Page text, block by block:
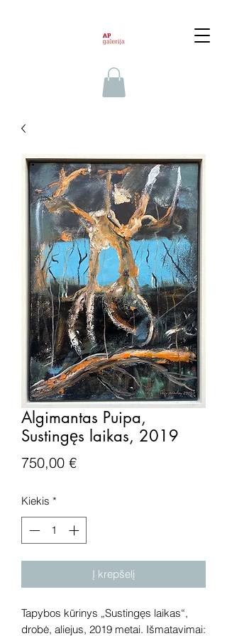
Algimantas Puipa,
Sustingęs laikas, 2019
750,00 €Price
Kiekis *
Į krepšelį
Tapybos kūrinys „Sustingęs laikas“,
drobė, aliejus, 2019 metai. Išmatavimai: